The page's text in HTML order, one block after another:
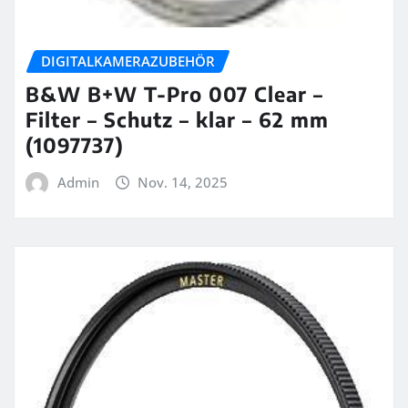
DIGITALKAMERAZUBEHÖR
B&W B+W T-Pro 007 Clear –
Filter – Schutz – klar – 62 mm
(1097737)
Admin Nov. 14, 2025